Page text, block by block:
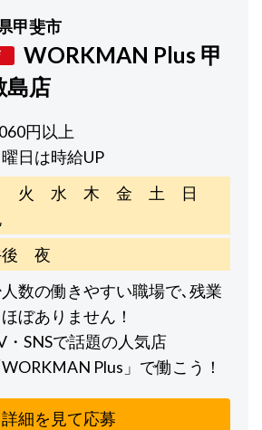
甲斐市
WORKMAN Plus 甲
島店
円以上
日は時給UP
火 水 木 金 土 日
後 夜
数の働きやすい職場で､残業
ぼありません！
・SNSで話題の人気店
WORKMAN Plus」で働こう！
詳細を見て応募